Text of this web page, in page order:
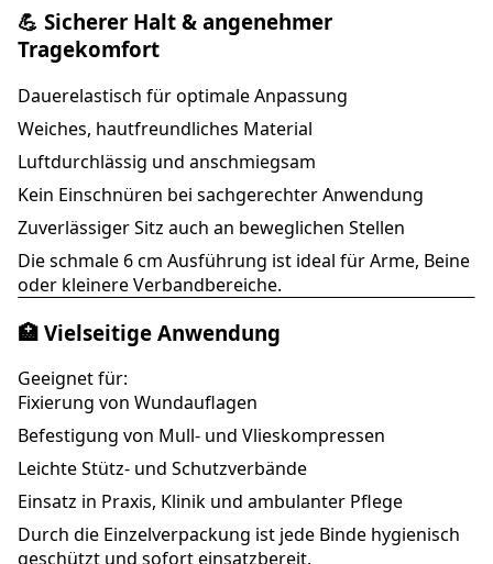
💪 Sicherer Halt & angenehmer
Tragekomfort
Dauerelastisch für optimale Anpassung
Weiches, hautfreundliches Material
Luftdurchlässig und anschmiegsam
Kein Einschnüren bei sachgerechter Anwendung
Zuverlässiger Sitz auch an beweglichen Stellen
Die schmale 6 cm Ausführung ist ideal für Arme, Beine
oder kleinere Verbandbereiche.
🏥 Vielseitige Anwendung
Geeignet für:
Fixierung von Wundauflagen
Befestigung von Mull- und Vlieskompressen
Leichte Stütz- und Schutzverbände
Einsatz in Praxis, Klinik und ambulanter Pflege
Durch die Einzelverpackung ist jede Binde hygienisch
geschützt und sofort einsatzbereit.